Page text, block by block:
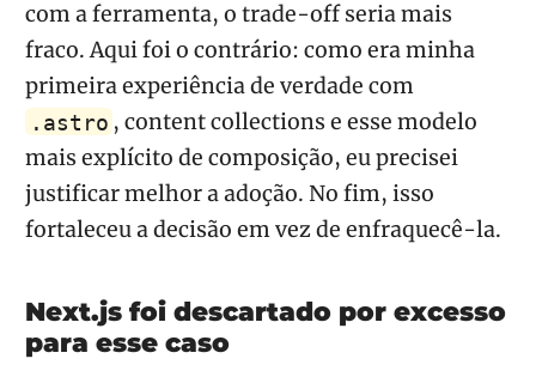
com a ferramenta, o trade-off seria mais
fraco. Aqui foi o contrário: como era minha
primeira experiência de verdade com
.astro , content collections e esse modelo
mais explícito de composição, eu precisei
justificar melhor a adoção. No fim, isso
fortaleceu a decisão em vez de enfraquecê-la.
Next.js foi descartado por excesso
para esse caso